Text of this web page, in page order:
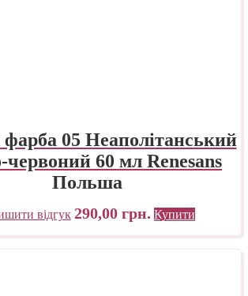
05 Неаполітанський
червоний 60 мл Renesans
Польша
відгук 290,00 грн. Купити